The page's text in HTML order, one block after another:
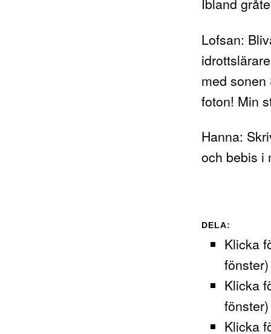
Lofsan:
med
foton! Min
Hanna:
och bebis i
DELA:
Klicka
fönster)
Klicka
fönster)
Klicka